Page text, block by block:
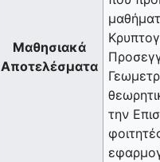
Μαθησιακά
Αποτελέσματα
την